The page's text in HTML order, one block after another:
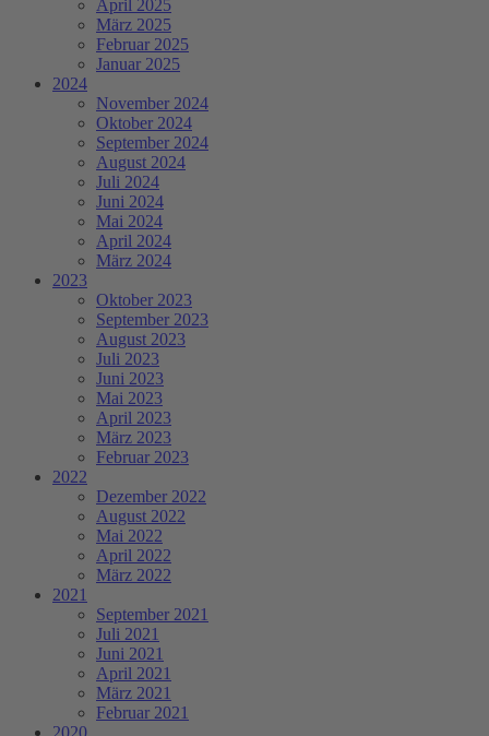
April 2025
März 2025
Februar 2025
Januar 2025
2024
November 2024
Oktober 2024
September 2024
August 2024
Juli 2024
Juni 2024
Mai 2024
April 2024
März 2024
2023
Oktober 2023
September 2023
August 2023
Juli 2023
Juni 2023
Mai 2023
April 2023
März 2023
Februar 2023
2022
Dezember 2022
August 2022
Mai 2022
April 2022
März 2022
2021
September 2021
Juli 2021
Juni 2021
April 2021
März 2021
Februar 2021